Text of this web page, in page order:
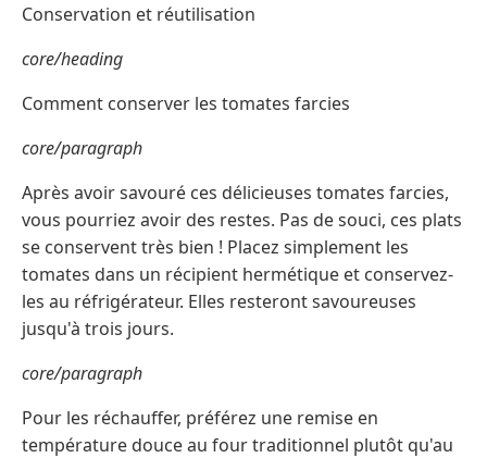
Conservation et réutilisation
core/heading
Comment conserver les tomates farcies
core/paragraph
Après avoir savouré ces délicieuses tomates farcies,
vous pourriez avoir des restes. Pas de souci, ces plats
se conservent très bien ! Placez simplement les
tomates dans un récipient hermétique et conservez-
les au réfrigérateur. Elles resteront savoureuses
jusqu'à trois jours.
core/paragraph
Pour les réchauffer, préférez une remise en
température douce au four traditionnel plutôt qu'au